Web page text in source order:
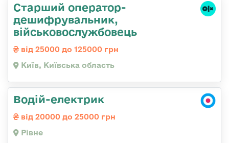
Старший оператор-
дешифрувальник,
військовослужбовець
від 25000 до 125000 грн
Київ, Київська область
Водій-електрик
від 20000 до 25000 грн
Рівне